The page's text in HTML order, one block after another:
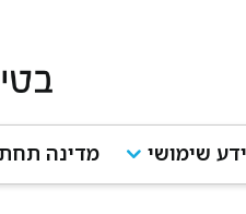
שימושי מדינה